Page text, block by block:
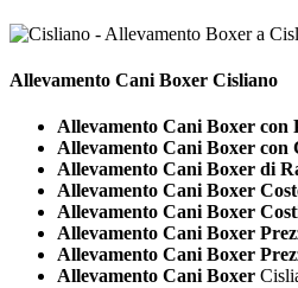
Allevamento Cani Boxer Cisliano
Allevamento Cani Boxer con
Allevamento Cani Boxer con
Allevamento Cani Boxer di
Allevamento Cani Boxer
Allevamento Cani Boxer
Allevamento Cani Boxer
Allevamento Cani Boxer
Allevamento Cani Boxer